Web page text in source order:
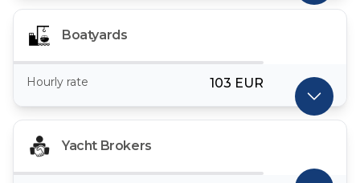
Boatyards
Hourly rate 103 EUR
Yacht Brokers